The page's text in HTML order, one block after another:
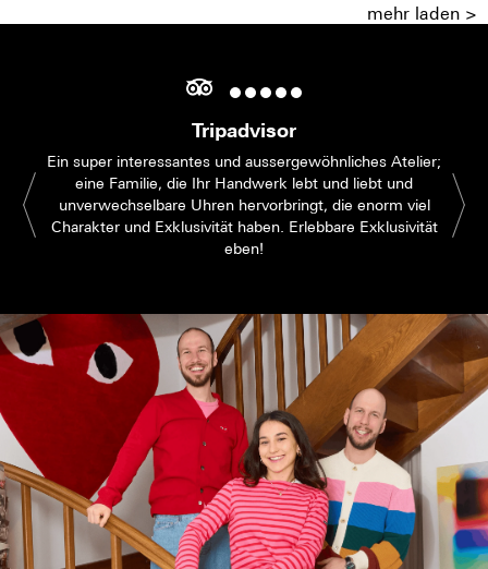
mehr laden >
Tripadvisor
Ein super interessantes und aussergewöhnliches Atelier;
eine Familie, die Ihr Handwerk lebt und liebt und
unverwechselbare Uhren hervorbringt, die enorm viel
Charakter und Exklusivität haben. Erlebbare Exklusivität
eben!